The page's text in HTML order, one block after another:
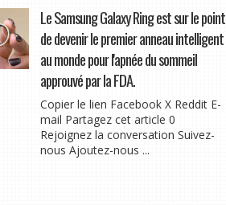
Le Samsung Galaxy Ring est sur le point
de devenir le premier anneau intelligent
au monde pour l'apnée du sommeil
approuvé par la FDA.
Copier le lien Facebook X Reddit E-
mail Partagez cet article 0
Rejoignez la conversation Suivez-
nous Ajoutez-nous ...